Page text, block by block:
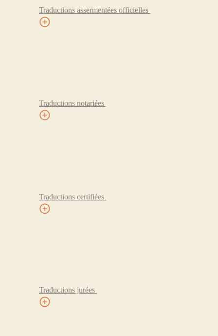
Traductions assermentées officielles
Traductions notariées
Traductions certifiées
Traductions jurées